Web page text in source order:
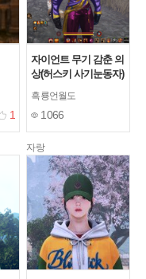
1
자이언트 무기 감춘 의
상(허스키 사기눈동자)
흑룡언월도
1066
자랑